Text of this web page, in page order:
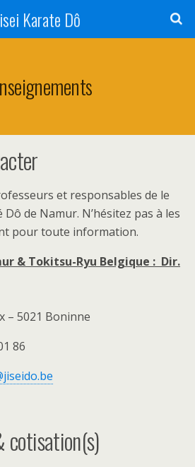
Karate Dô
et responsables de le
Dô de Namur. N’hésitez pas à les
pour toute information.
& Tokitsu-Ryu Belgique : Dir.
– 5021 Boninne
86
cotisation(s)